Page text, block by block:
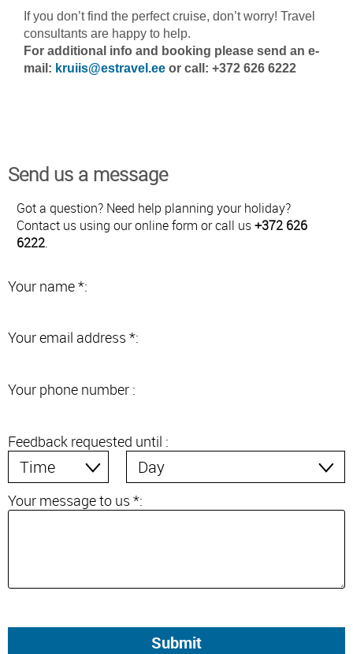
If you don’t find the perfect cruise, don’t worry! Travel
consultants are happy to help.
For additional info and booking please send an e-
mail: kruiis@estravel.ee or call: +372 626 6222
Send us a message
Got a question? Need help planning your holiday?
Contact us using our online form or call us+372 626
6222.
Your name *:
Your email address *:
Your phone number :
Feedback requested until :
Your message to us *: